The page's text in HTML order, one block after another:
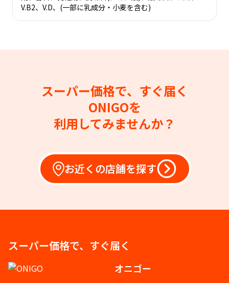
V.B2、V.D、(一部に乳成分・小麦を含む)
スーパー価格で、すぐ届く
ONIGOを
利用してみませんか？
お近くの店舗を探す
スーパー価格で、すぐ届く
オニゴー